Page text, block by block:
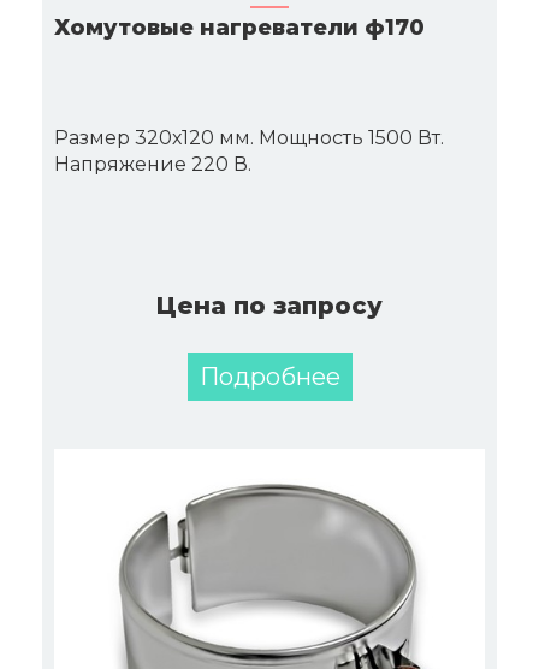
Хомутовые нагреватели ф170
Размер 320х120 мм. Мощность 1500 Вт.
Напряжение 220 В.
Цена по запросу
Подробнее